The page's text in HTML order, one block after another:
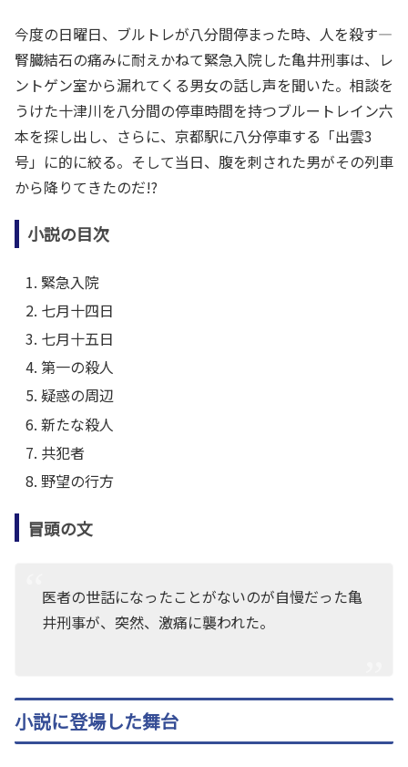
今度の日曜日、ブルトレが八分間停まった時、人を殺す―
腎臓結石の痛みに耐えかねて緊急入院した亀井刑事は、レ
ントゲン室から漏れてくる男女の話し声を聞いた。相談を
うけた十津川を八分間の停車時間を持つブルートレイン六
本を探し出し、さらに、京都駅に八分停車する「出雲3
号」に的に絞る。そして当日、腹を刺された男がその列車
から降りてきたのだ!?
小説の目次
緊急入院
七月十四日
七月十五日
第一の殺人
疑惑の周辺
新たな殺人
共犯者
野望の行方
冒頭の文
医者の世話になったことがないのが自慢だった亀
井刑事が、突然、激痛に襲われた。
小説に登場した舞台